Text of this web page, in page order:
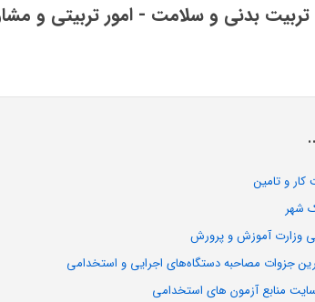
بدنی و سلامت - امور تربیتی و
و تامین
شهر
وزارت آموزش و پرورش
جزوات مصاحبه دستگاه‌های اجرایی و استخدامی
منابع آزمون های استخدامی